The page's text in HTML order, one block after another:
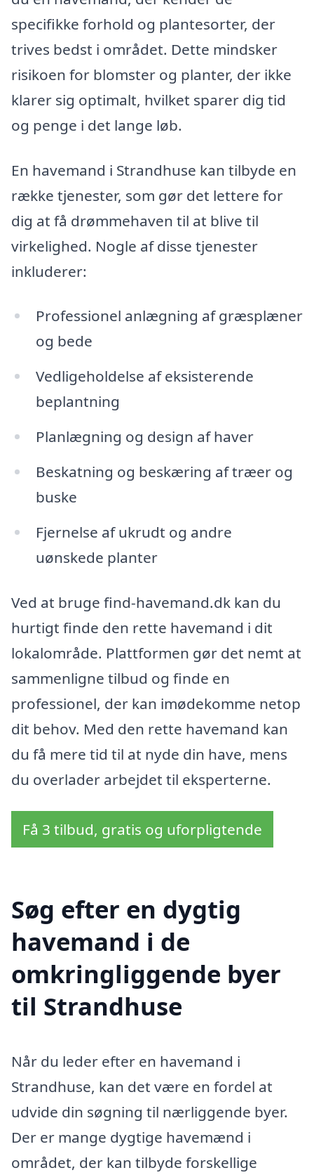
specifikke forhold og plantesorter, der
trives bedst i området. Dette mindsker
risikoen for blomster og planter, der ikke
klarer sig optimalt, hvilket sparer dig tid
og penge i det lange løb.
En havemand i Strandhuse kan tilbyde en
række tjenester, som gør det lettere for
dig at få drømmehaven til at blive til
virkelighed. Nogle af disse tjenester
inkluderer:
Professionel anlægning af græsplæner
og bede
Vedligeholdelse af eksisterende
beplantning
Planlægning og design af haver
Beskatning og beskæring af træer og
buske
Fjernelse af ukrudt og andre
uønskede planter
Ved at bruge find-havemand.dk kan du
hurtigt finde den rette havemand i dit
lokalområde. Plattformen gør det nemt at
sammenligne tilbud og finde en
professionel, der kan imødekomme netop
dit behov. Med den rette havemand kan
du få mere tid til at nyde din have, mens
du overlader arbejdet til eksperterne.
Få 3 tilbud, gratis og uforpligtende
Søg efter en dygtig
havemand i de
omkringliggende byer
til Strandhuse
Når du leder efter en havemand i
Strandhuse, kan det være en fordel at
udvide din søgning til nærliggende byer.
Der er mange dygtige havemænd i
området, der kan tilbyde forskellige